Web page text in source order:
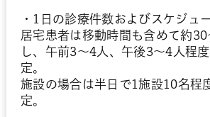
・1日の診療件数およびスケジュ
居宅患者は移動時間も含めて約
し、午前3～4人、午後3～4人程
定。
施設の場合は半日で1施設10名程
定。